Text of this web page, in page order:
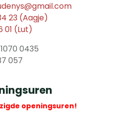
23 (Aagje)
01 (Lut)
0435
057
openingsuren!